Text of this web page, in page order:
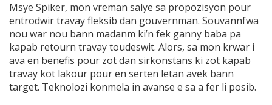
Msye Spiker, mon vreman salye sa propozisyon pour
entrodwir travay fleksib dan gouvernman. Souvannfwa
nou war nou bann madanm ki’n fek ganny baba pa
kapab retourn travay toudeswit. Alors, sa mon krwar i
ava en benefis pour zot dan sirkonstans ki zot kapab
travay kot lakour pour en serten letan avek bann
target. Teknolozi konmela in avanse e sa a fer li posib.